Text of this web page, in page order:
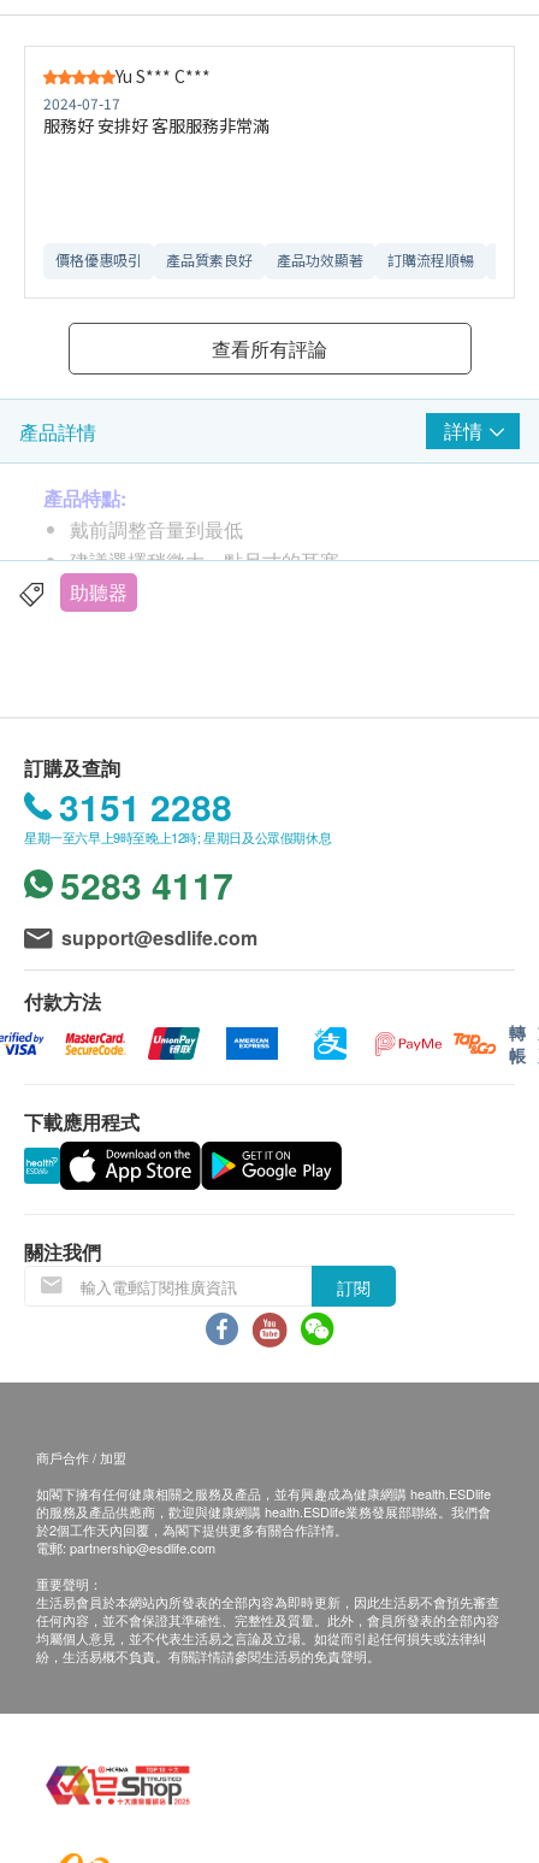
Yu S*** C***
2024-07-17
服務好 安排好 客服服務非常滿
價格優惠吸引 產品質素良好 產品功效顯著 訂購流程順暢
查看所有評論
產品詳情 詳情
產品特點:
戴前調整音量到最低
建議選擇稍微大一點尺寸的耳塞
增大音量時需以漸進式方法，以避免聲音突然增強
助聽器
訂購及查詢
3151 2288
星期一至六早上9時至晚上12時; 星期日及公眾假期休息
5283 4117
support@esdlife.com
付款方法
轉
帳
下載應用程式
關注我們
訂閱
商戶合作 / 加盟
如閣下擁有任何健康相關之服務及產品，並有興趣成為健康網購 health.ESDlife
的服務及產品供應商，歡迎與健康網購 health.ESDlife業務發展部聯絡。我們會
於2個工作天內回覆，為閣下提供更多有關合作詳情。
電郵: partnership@esdlife.com
重要聲明：
生活易會員於本網站內所發表的全部內容為即時更新，因此生活易不會預先審查
任何內容，並不會保證其準確性、完整性及質量。此外，會員所發表的全部內容
均屬個人意見，並不代表生活易之言論及立場。如從而引起任何損失或法律糾
紛，生活易概不負責。有關詳情請參閱生活易的免責聲明。